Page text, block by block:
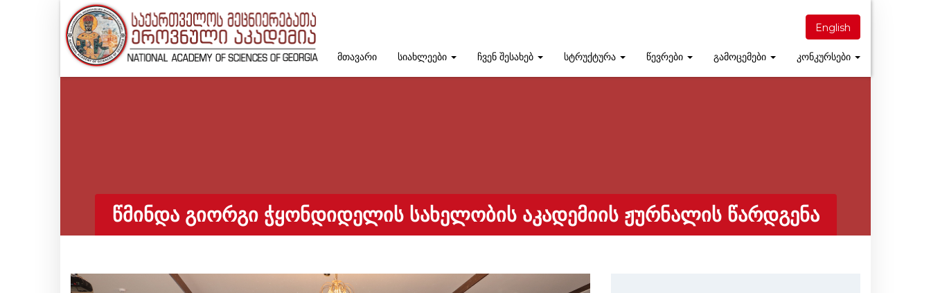
English
მთავარი სიახლეები ჩვენ შესახებ სტრუქტურა წევრები გამოცემები კონკურსები
ᲬᲛᲘᲜᲓᲐ ᲒᲘᲝᲠᲒᲘ ᲭᲧᲝᲜᲓᲘᲓᲔᲚᲘᲡ ᲡᲐᲮᲔᲚᲝᲑᲘᲡ ᲐᲙᲐᲓᲔᲛᲘᲘᲡ ᲟᲣᲠᲜᲐᲚᲘᲡ ᲬᲐᲠᲓᲒᲔᲜᲐ